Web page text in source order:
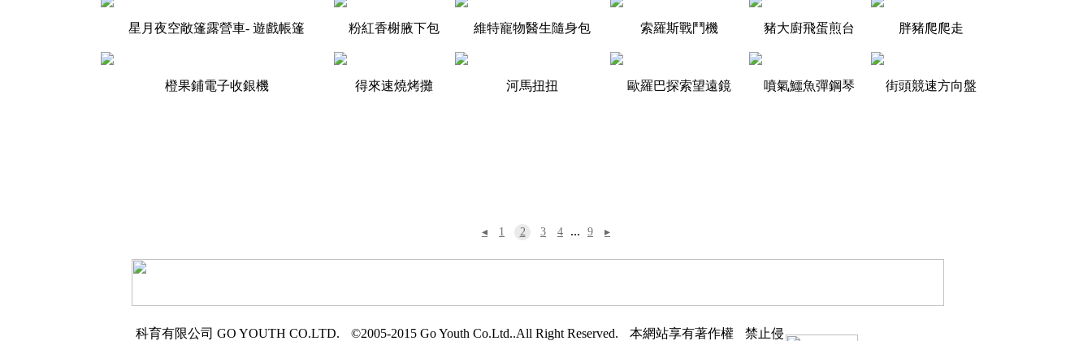
星月夜空敞篷露營車- 遊戲帳篷 粉紅香榭腋下包 維特寵物醫生隨身包 索羅斯戰鬥機 豬大廚飛蛋煎台 胖豬爬爬走
橙果鋪電子收銀機 得來速燒烤攤 河馬扭扭 歐羅巴探索望遠鏡 噴氣鱷魚彈鋼琴 街頭競速方向盤
◂ 1 2 3 4 ... 9 ▸
科育有限公司 GO YOUTH CO.LTD. ©2005-2015 Go Youth Co.Ltd..All Right Reserved. 本網站享有著作權 禁止侵